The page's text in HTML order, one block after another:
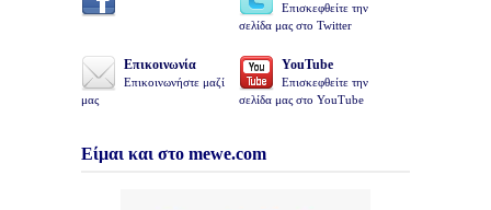
Επισκεφθείτε την
σελίδα μας στο Twitter
Επικοινωνία
Επικοινωνήστε μαζί
μας
YouTube
Επισκεφθείτε την
σελίδα μας στο YouTube
Είμαι και στο mewe.com